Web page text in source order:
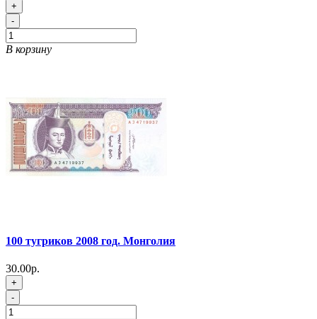
+
-
В корзину
100 тугриков 2008 год. Монголия
30.00р.
+
-